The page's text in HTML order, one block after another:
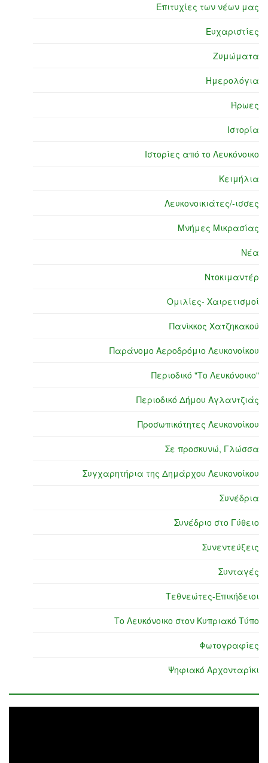
Επιτυχίες των νέων μας
Ευχαριστίες
Ζυμώματα
Ημερολόγια
Ήρωες
Ιστορία
Ιστορίες από το Λευκόνοικο
Κειμήλια
Λευκονοικιάτες/-ισσες
Μνήμες Μικρασίας
Νέα
Ντοκιμαντέρ
Ομιλίες- Χαιρετισμοί
Πανίκκος Χατζηκακού
Παράνομο Αεροδρόμιο Λευκονοίκου
Περιοδικό "Το Λευκόνοικο"
Περιοδικό Δήμου Αγλαντζιάς
Προσωπικότητες Λευκονοίκου
Σε προσκυνώ, Γλώσσα
Συγχαρητήρια της Δημάρχου Λευκονοίκου
Συνέδρια
Συνέδριο στο Γύθειο
Συνεντεύξεις
Συνταγές
Τεθνεώτες-Επικήδειοι
Το Λευκόνοικο στον Κυπριακό Τύπο
Φωτογραφίες
Ψηφιακό Αρχονταρίκι